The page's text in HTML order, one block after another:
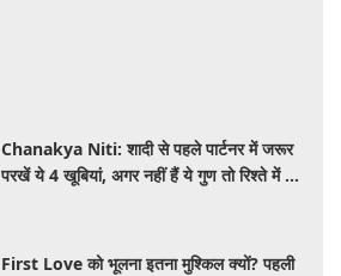
Chanakya Niti: शादी से पहले पार्टनर में जरूर
परखें ये 4 खूबियां, अगर नहीं हैं ये गुण तो रिश्ते में बढ़
First Love को भूलना इतना मुश्किल क्यों? पहली